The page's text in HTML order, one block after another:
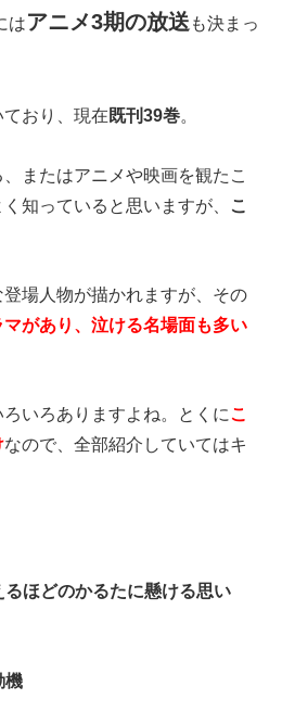
はアニメ3期の放送 も決まっ
おり、現在 既刊39巻。
またはアニメや映画を観たこ
知っていると思いますが、 こ
場人物が描かれますが、その
があり、泣ける名場面も多い
いろありますよね。とくにこ
なので、全部紹介していてはキ
ほどのかるたに懸ける思い
機